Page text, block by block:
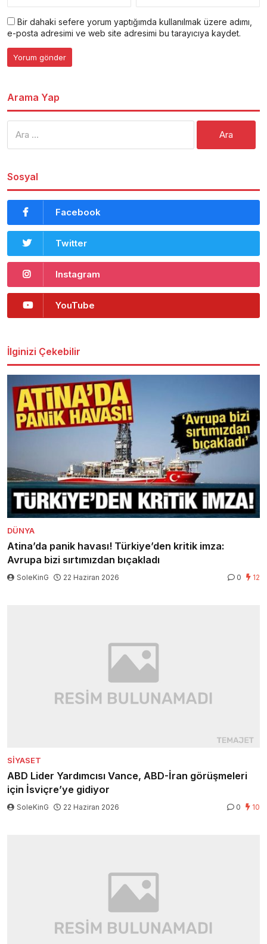
Bir dahaki sefere yorum yaptığımda kullanılmak üzere adımı,
e-posta adresimi ve web site adresimi bu tarayıcıya kaydet.
Arama Yap
Sosyal
Facebook
Twitter
Instagram
YouTube
İlginizi Çekebilir
DÜNYA
Atina’da panik havası! Türkiye’den kritik imza:
Avrupa bizi sırtımızdan bıçakladı
SoleKinG 22 Haziran 2026 0 12
SIYASET
ABD Lider Yardımcısı Vance, ABD-İran görüşmeleri
için İsviçre’ye gidiyor
SoleKinG 22 Haziran 2026 0 10